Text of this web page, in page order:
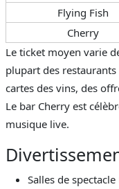
Flying Fish
Cherry
Le ticket moyen varie
plupart des
cartes des vins, des
Le bar Cherry est
musique live.
Salles de